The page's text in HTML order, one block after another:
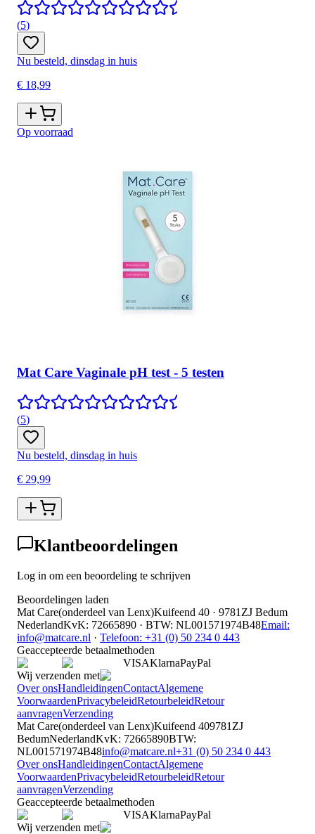
(5)
Nu besteld, dinsdag in huis
€ 18,99
Op voorraad
Mat Care Vaginale pH test - 5 testen
(5)
Nu besteld, dinsdag in huis
€ 29,99
Klantbeoordelingen
Log in om een beoordeling te schrijven
Beoordelingen laden
Mat Care(onderdeel van Lenx)Kuifeend 40 · 9781ZJ Bedum
NederlandKvK: 72665890 · BTW: NL001571974B48Email:
info@matcare.nl · Telefoon: +31 (0) 50 234 0 443
Geaccepteerde betaalmethoden
VISAKlarnaPayPal
Wij verzenden met
Over onsHandleidingenContactAlgemene
VoorwaardenPrivacybeleidRetourbeleidRetour
aanvragenVerzending
Mat Care(onderdeel van Lenx)Kuifeend 409781ZJ
BedumNederlandKvK: 72665890BTW:
NL001571974B48info@matcare.nl+31 (0) 50 234 0 443
Over onsHandleidingenContactAlgemene
VoorwaardenPrivacybeleidRetourbeleidRetour
aanvragenVerzending
Geaccepteerde betaalmethoden
VISAKlarnaPayPal
Wij verzenden met